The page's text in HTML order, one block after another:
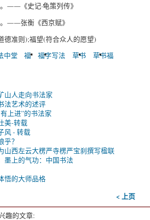
――《史记·龟策列传》
――张衡《西京赋》
德准则);福望(符合众人的愿望)
中堂 福 福字写法 草书 草书福
山人走向书法家
法艺术的述评
上进”的书法家
美-转载
风 - 转载
乎？
山西左云大楞严寺楞严宝刹撰写楹联
墨上的气功：中国书法
悟的大师品格
< 上页
趣的文章: